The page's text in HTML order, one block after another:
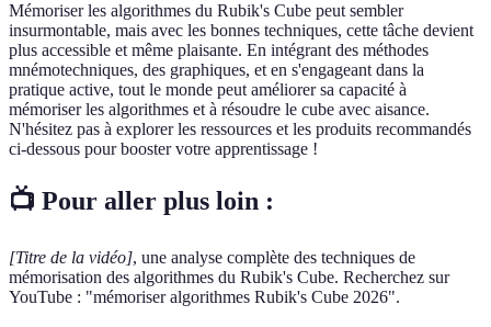
Mémoriser les algorithmes du Rubik's Cube peut sembler
insurmontable, mais avec les bonnes techniques, cette tâche devient
plus accessible et même plaisante. En intégrant des méthodes
mnémotechniques, des graphiques, et en s'engageant dans la
pratique active, tout le monde peut améliorer sa capacité à
mémoriser les algorithmes et à résoudre le cube avec aisance.
N'hésitez pas à explorer les ressources et les produits recommandés
ci-dessous pour booster votre apprentissage !
📺 Pour aller plus loin :
[Titre de la vidéo], une analyse complète des techniques de
mémorisation des algorithmes du Rubik's Cube. Recherchez sur
YouTube : "mémoriser algorithmes Rubik's Cube 2026".